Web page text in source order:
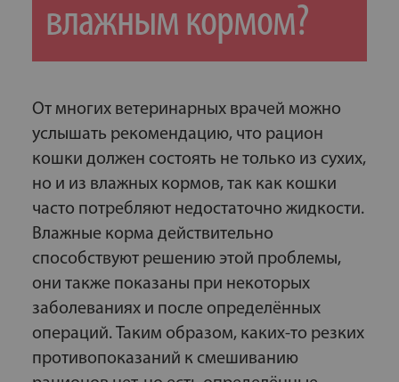
влажным кормом?
От многих ветеринарных врачей можно
услышать рекомендацию, что рацион
кошки должен состоять не только из сухих,
но и из влажных кормов, так как кошки
часто потребляют недостаточно жидкости.
Влажные корма действительно
способствуют решению этой проблемы,
они также показаны при некоторых
заболеваниях и после определённых
операций. Таким образом, каких-то резких
противопоказаний к смешиванию